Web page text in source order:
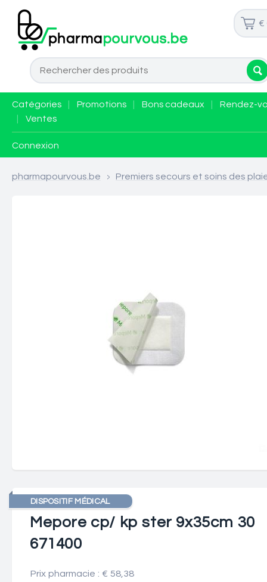
€
Catégories Promotions Bons cadeaux
Rendez-
Ventes
Connexion
pharmapourvous.be > Premiers secours et soins des
DISPOSITIF MÉDICAL
Mepore cp/ kp ster 9x35cm 30
671400
Prix pharmacie : € 58,38